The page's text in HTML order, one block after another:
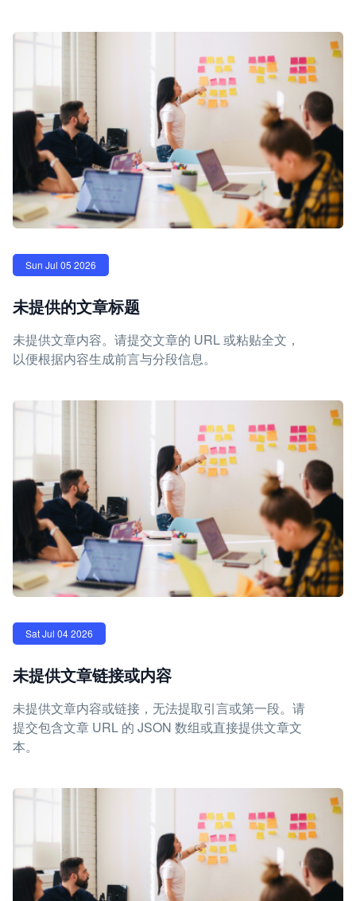
Sun Jul 05 2026
未提供的文章标题
未提供文章内容。请提交文章的 URL 或粘贴全文，
以便根据内容生成前言与分段信息。
Sat Jul 04 2026
未提供文章链接或内容
未提供文章内容或链接，无法提取引言或第一段。请
提交包含文章 URL 的 JSON 数组或直接提供文章文
本。